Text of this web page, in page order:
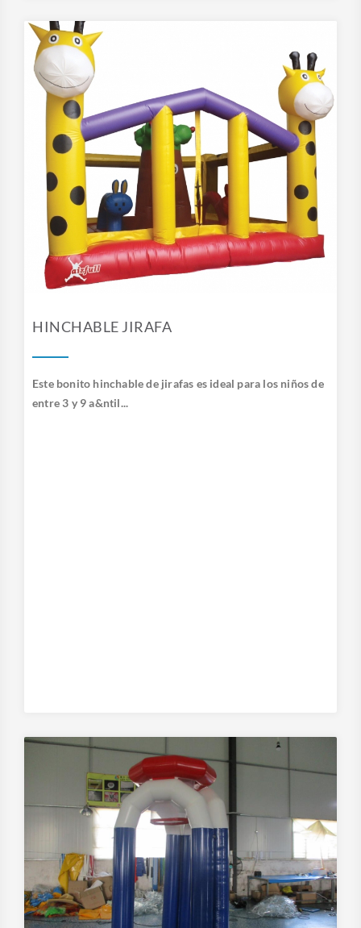
HINCHABLE JIRAFA
Este bonito hinchable de jirafas es ideal para los niños de
entre 3 y 9 a&ntil...